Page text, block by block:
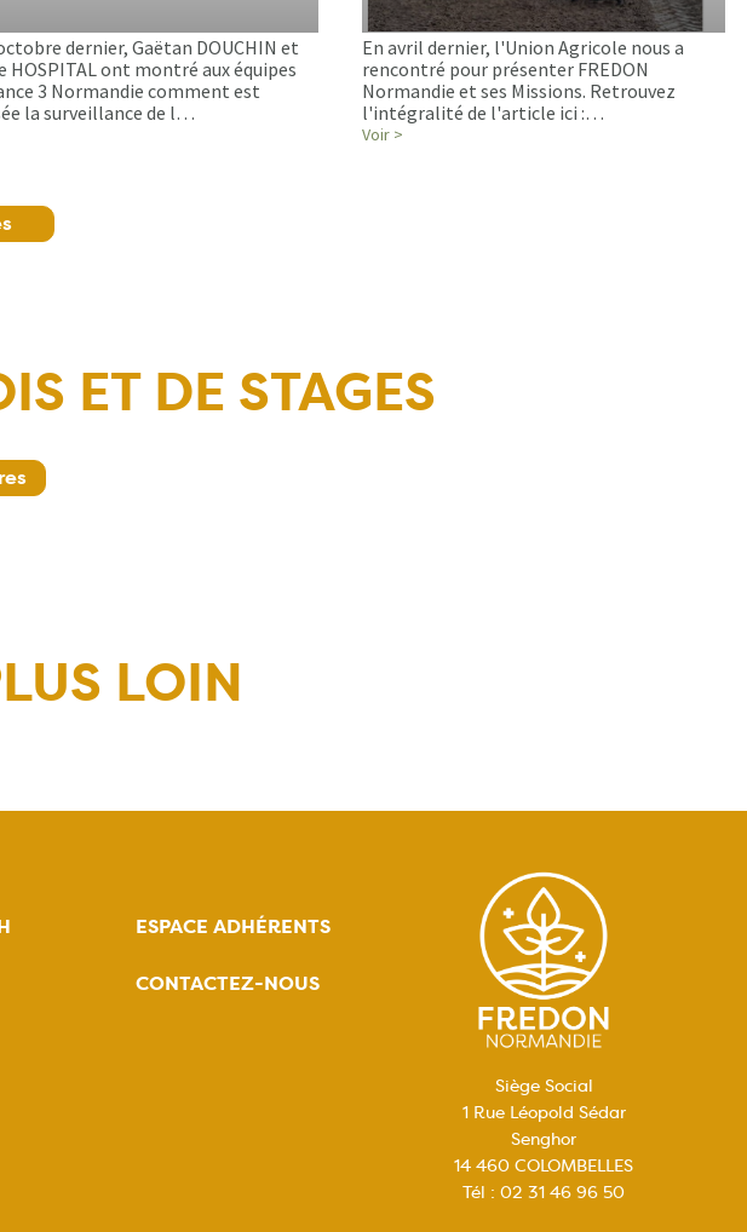
dernier, Gaëtan DOUCHIN et
HOSPITAL ont montré aux équipes
3 Normandie comment est
la surveillance de l…
En avril dernier, l'Union Agricole nous a
rencontré pour présenter FREDON
Normandie et ses Missions. Retrouvez
l'intégralité de l'article ici :…
Voir >
ET DE STAGES
LOIN
ESPACE ADHÉRENTS
CONTACTEZ-NOUS
Siège Social
1 Rue Léopold Sédar
Senghor
14 460 COLOMBELLES
Tél : 02 31 46 96 50